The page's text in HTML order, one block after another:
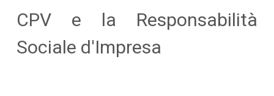
CPV e la Responsabilità
Sociale d'Impresa